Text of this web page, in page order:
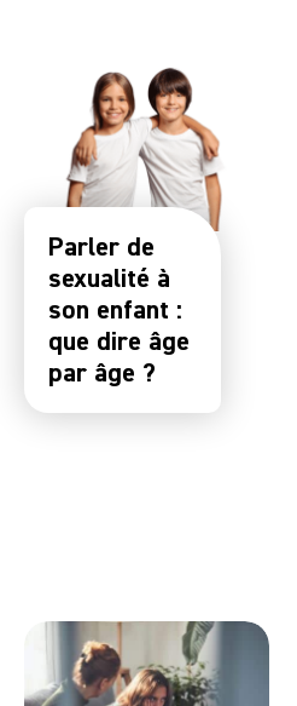
Parler de
sexualité à
son enfant :
que dire âge
par âge ?